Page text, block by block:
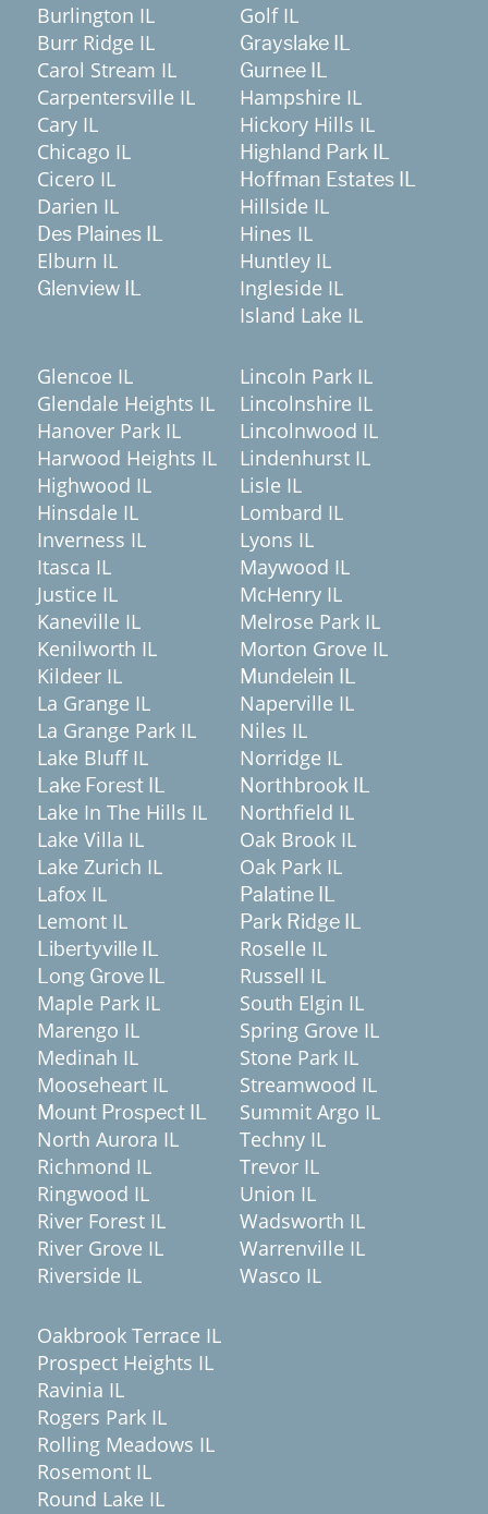
Burlington IL
Burr Ridge IL
Carol Stream IL
Carpentersville IL
Cary IL
Chicago IL
Cicero IL
Darien IL
Des Plaines IL
Elburn IL
Glenview IL
Golf IL
Grayslake IL
Gurnee IL
Hampshire IL
Hickory Hills IL
Highland Park IL
Hoffman Estates IL
Hillside IL
Hines IL
Huntley IL
Ingleside IL
Island Lake IL
Glencoe IL
Glendale Heights IL
Hanover Park IL
Harwood Heights IL
Highwood IL
Hinsdale IL
Inverness IL
Itasca IL
Justice IL
Kaneville IL
Kenilworth IL
Kildeer IL
La Grange IL
La Grange Park IL
Lake Bluff IL
Lake Forest IL
Lake In The Hills IL
Lake Villa IL
Lake Zurich IL
Lafox IL
Lemont IL
Libertyville IL
Long Grove IL
Maple Park IL
Marengo IL
Medinah IL
Mooseheart IL
Mount Prospect IL
North Aurora IL
Richmond IL
Ringwood IL
River Forest IL
River Grove IL
Riverside IL
Lincoln Park IL
Lincolnshire IL
Lincolnwood IL
Lindenhurst IL
Lisle IL
Lombard IL
Lyons IL
Maywood IL
McHenry IL
Melrose Park IL
Morton Grove IL
Mundelein IL
Naperville IL
Niles IL
Norridge IL
Northbrook IL
Northfield IL
Oak Brook IL
Oak Park IL
Palatine IL
Park Ridge IL
Roselle IL
Russell IL
South Elgin IL
Spring Grove IL
Stone Park IL
Streamwood IL
Summit Argo IL
Techny IL
Trevor IL
Union IL
Wadsworth IL
Warrenville IL
Wasco IL
Oakbrook Terrace IL
Prospect Heights IL
Ravinia IL
Rogers Park IL
Rolling Meadows IL
Rosemont IL
Round Lake IL